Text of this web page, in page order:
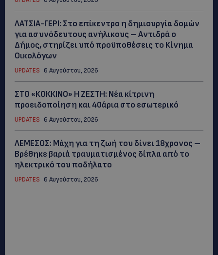
ΛΑΤΣΙΑ-ΓΕΡΙ: Στο επίκεντρο η δημιουργία δομών
για ασυνόδευτους ανήλικους – Αντιδρά ο
Δήμος, στηρίζει υπό προϋποθέσεις το Κίνημα
Οικολόγων
UPDATES 6 Αυγούστου, 2026
ΣΤΟ «ΚΟΚΚΙΝΟ» Η ΖΕΣΤΗ: Νέα κίτρινη
προειδοποίηση και 40άρια στο εσωτερικό
UPDATES 6 Αυγούστου, 2026
ΛΕΜΕΣΟΣ: Μάχη για τη ζωή του δίνει 18χρονος –
Βρέθηκε βαριά τραυματισμένος δίπλα από το
ηλεκτρικό του ποδήλατο
UPDATES 6 Αυγούστου, 2026